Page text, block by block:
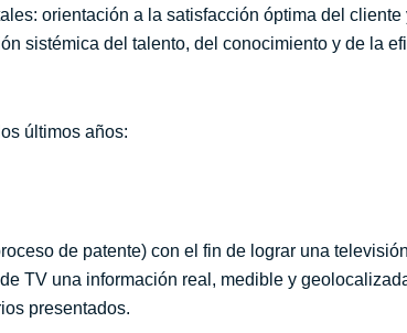
orientación a la satisfacción óptima del cliente
sistémica del talento, del conocimiento y de la
últimos años:
de patente) con el fin de lograr una
TV una información real, medible y
presentados.